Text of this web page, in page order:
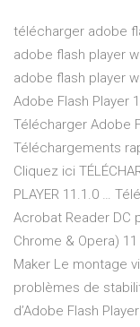
télécharger adobe
adobe flash player
adobe flash player
Adobe Flash Player
Télécharger Adobe
Téléchargements
Cliquez ici
PLAYER 11.1.0 …
Acrobat Reader DC
Chrome & Opera)
Maker Le montage
problèmes de
d’Adobe Flash